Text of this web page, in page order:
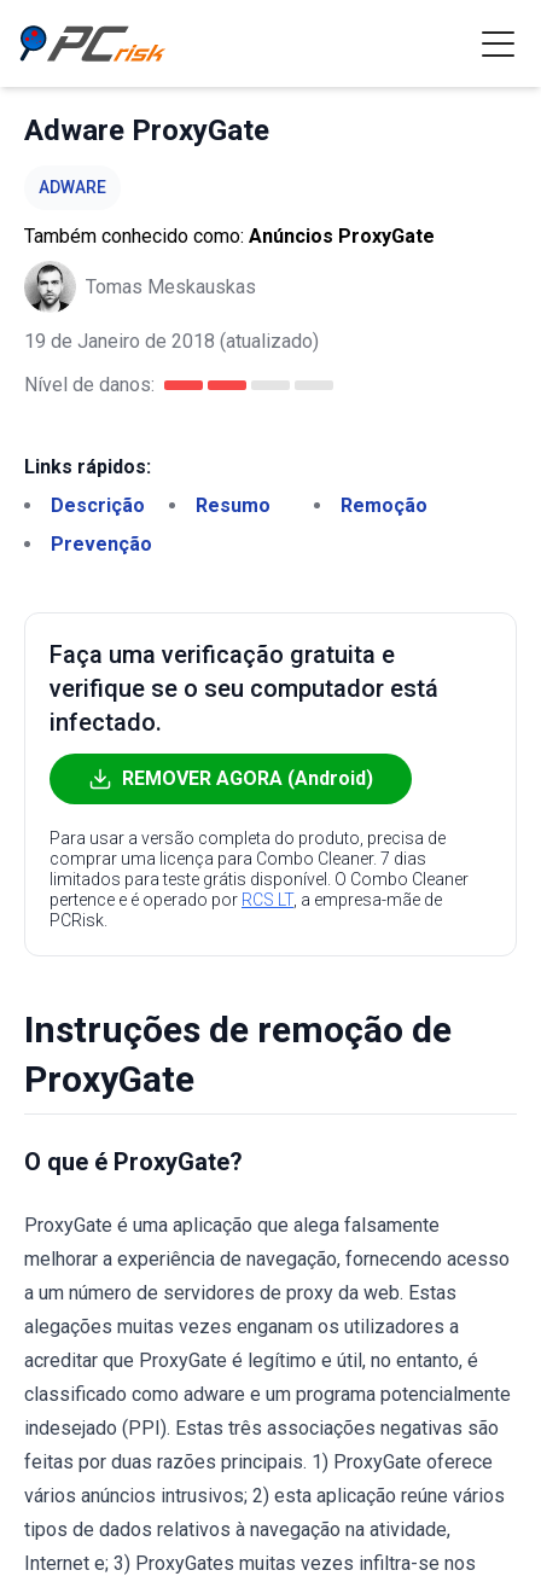
Adware ProxyGate
ADWARE
Também conhecido como: Anúncios ProxyGate
Tomas Meskauskas
19 de Janeiro de 2018 (atualizado)
Nível de danos:
Links rápidos:
Descrição
Resumo
Remoção
Prevenção
Faça uma verificação gratuita e
verifique se o seu computador está
infectado.
REMOVER AGORA (Android)
Para usar a versão completa do produto, precisa de
comprar uma licença para Combo Cleaner. 7 dias
limitados para teste grátis disponível. O Combo Cleaner
pertence e é operado por RCS LT, a empresa-mãe de
PCRisk.
Instruções de remoção de
ProxyGate
O que é ProxyGate?
ProxyGate é uma aplicação que alega falsamente
melhorar a experiência de navegação, fornecendo acesso
a um número de servidores de proxy da web. Estas
alegações muitas vezes enganam os utilizadores a
acreditar que ProxyGate é legítimo e útil, no entanto, é
classificado como adware e um programa potencialmente
indesejado (PPI). Estas três associações negativas são
feitas por duas razões principais. 1) ProxyGate oferece
vários anúncios intrusivos; 2) esta aplicação reúne vários
tipos de dados relativos à navegação na atividade,
Internet e; 3) ProxyGates muitas vezes infiltra-se nos